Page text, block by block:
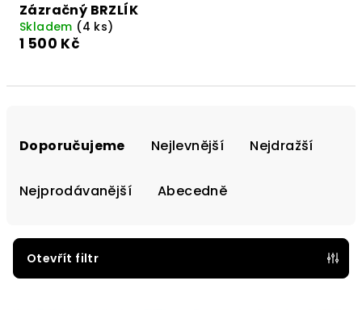
Zázračný BRZLÍK
Skladem (4 ks)
1 500 Kč
r
Doporučujeme Nejlevnější Nejdražší
Nejprodávanější Abecedně
Otevřít filtr